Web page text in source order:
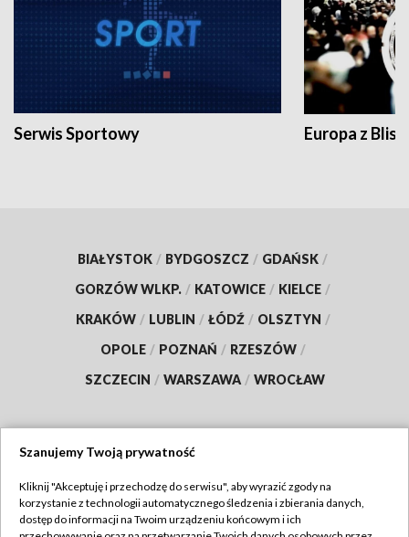
Serwis Sportowy Europa z
BIAŁYSTOK / BYDGOSZCZ / GDAŃSK /
GORZÓW WLKP. / KATOWICE / KIELCE /
KRAKÓW / LUBLIN / ŁÓDŹ / OLSZTYN /
OPOLE / POZNAŃ / RZESZÓW /
SZCZECIN / WARSZAWA / WROCŁAW
TVP
Szanujemy Twoją prywatność
Kliknij "Akceptuję i przechodzę do serwisu", aby wyrazić zgody na
korzystanie z technologii automatycznego śledzenia i zbierania danych,
dostęp do informacji na Twoim urządzeniu końcowym i ich